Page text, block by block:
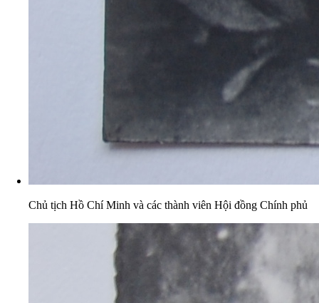
Chủ tịch Hồ Chí Minh và các thành viên Hội đồng Chính phủ